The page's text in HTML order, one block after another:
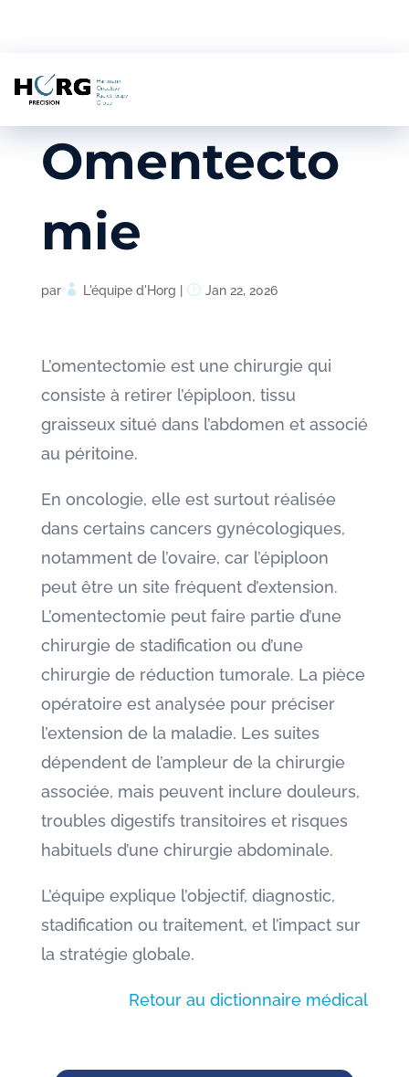
Omentecto
mie
par L'équipe d'Horg Jan 22, 2026
L’omentectomie est une chirurgie qui
consiste à retirer l’épiploon, tissu
graisseux situé dans l’abdomen et associé
au péritoine.
En oncologie, elle est surtout réalisée
dans certains cancers gynécologiques,
notamment de l’ovaire, car l’épiploon
peut être un site fréquent d’extension.
L’omentectomie peut faire partie d’une
chirurgie de stadification ou d’une
chirurgie de réduction tumorale. La pièce
opératoire est analysée pour préciser
l’extension de la maladie. Les suites
dépendent de l’ampleur de la chirurgie
associée, mais peuvent inclure douleurs,
troubles digestifs transitoires et risques
habituels d’une chirurgie abdominale.
L’équipe explique l’objectif, diagnostic,
stadification ou traitement, et l’impact sur
la stratégie globale.
Retour au dictionnaire médical